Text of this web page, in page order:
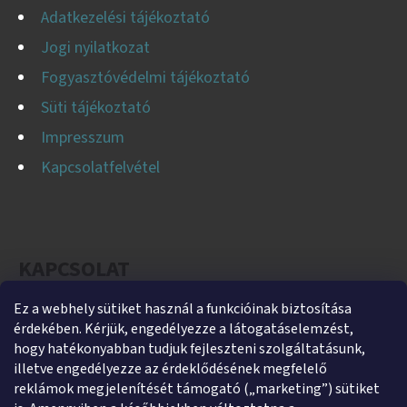
Ez a webhely sütiket használ a funkcióinak biztosítása
érdekében. Kérjük, engedélyezze a látogatáselemzést,
hogy hatékonyabban tudjuk fejleszteni szolgáltatásunk,
illetve engedélyezze az érdeklődésének megfelelő
reklámok megjelenítését támogató („marketing”) sütiket
Adatkezelési tájékoztató
Jogi nyilatkozat
Fogyasztóvédelmi tájékoztató
Süti tájékoztató
Impresszum
Kapcsolatfelvétel
helti@helti.hu
+3679450894
+36305454854
https://www.facebook.com/heltikft